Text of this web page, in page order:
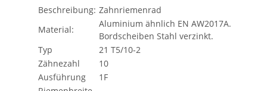
Beschreibung: Zahnriemenrad
Material:
Aluminium ähnlich EN AW2017A.
Bordscheiben Stahl verzinkt.
Typ
21 T5/10-2
Zähnezahl
10
Ausführung
1F